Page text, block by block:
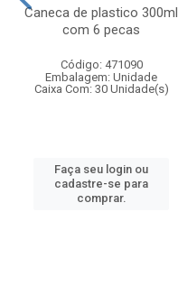
Caneca de plastico 300ml
com 6 pecas
Código: 471090
Embalagem: Unidade
Caixa Com: 30 Unidade(s)
Faça seu login ou
cadastre-se para
comprar.